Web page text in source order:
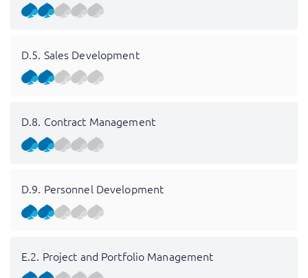
D.5. Sales Development
D.8. Contract Management
D.9. Personnel Development
E.2. Project and Portfolio Management